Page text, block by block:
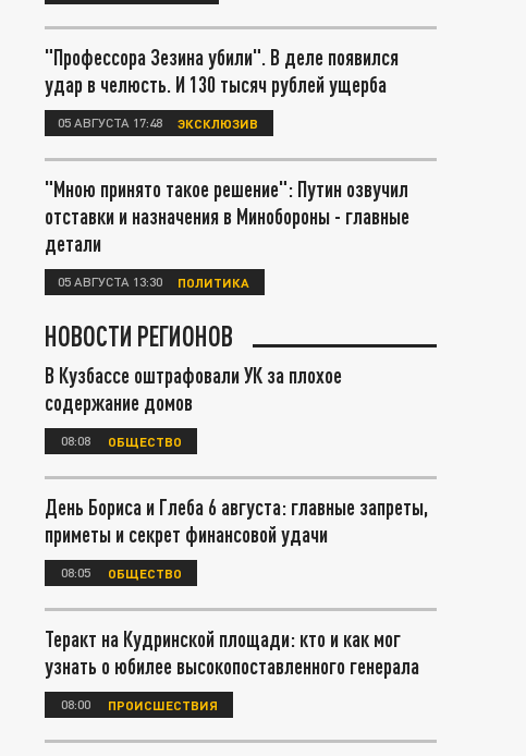
"Профессора Зезина убили". В деле появился
удар в челюсть. И 130 тысяч рублей ущерба
05 АВГУСТА 17:48 ЭКСКЛЮЗИВ
"Мною принято такое решение": Путин озвучил
отставки и назначения в Минобороны - главные
детали
05 АВГУСТА 13:30 ПОЛИТИКА
НОВОСТИ РЕГИОНОВ
В Кузбассе оштрафовали УК за плохое
содержание домов
08:08 ОБЩЕСТВО
День Бориса и Глеба 6 августа: главные запреты,
приметы и секрет финансовой удачи
08:05 ОБЩЕСТВО
Теракт на Кудринской площади: кто и как мог
узнать о юбилее высокопоставленного генерала
08:00 ПРОИСШЕСТВИЯ